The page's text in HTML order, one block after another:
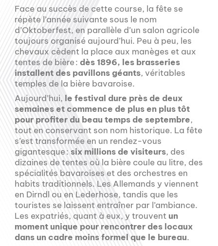
Face au succès de cette course, la fête se
répète l’année suivante sous le nom
d’Oktoberfest, en parallèle d’un salon agricole
toujours organisé aujourd’hui. Peu à peu, les
chevaux cèdent la place aux manèges et aux
tentes de bière : dès 1896, les brasseries
installent des pavillons géants, véritables
temples de la bière bavaroise.
Aujourd’hui, le festival dure près de deux
semaines et commence de plus en plus tôt
pour profiter du beau temps de septembre,
tout en conservant son nom historique. La fête
s’est transformée en un rendez-vous
gigantesque : six millions de visiteurs, des
dizaines de tentes où la bière coule au litre, des
spécialités bavaroises et des orchestres en
habits traditionnels. Les Allemands y viennent
en Dirndl ou en Lederhose, tandis que les
touristes se laissent entraîner par l’ambiance.
Les expatriés, quant à eux, y trouvent un
moment unique pour rencontrer des locaux
dans un cadre moins formel que le bureau.